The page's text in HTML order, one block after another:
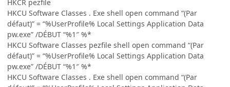
HKCR pezfile
HKCU Software Classes . Exe shell open command “(Par
défaut)” = “%UserProfile% Local Settings Application Data
pw.exe” /DÉBUT “%1″ %*
HKCU Software Classes pezfile shell open command “(Par
défaut)” = “%UserProfile% Local Settings Application Data
pw.exe” /DÉBUT “%1″ %*
HKCU Software Classes . Exe shell open command “(Par